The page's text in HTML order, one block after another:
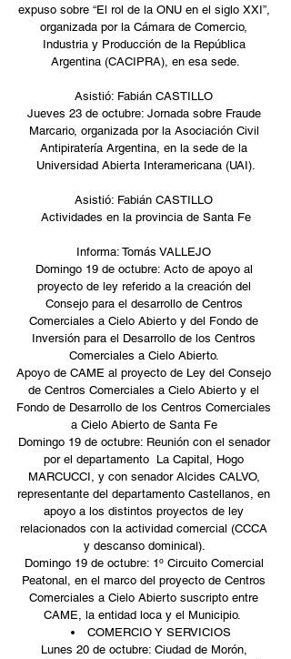
expuso sobre “El rol de la ONU en el siglo XXI”,
organizada por la Cámara de Comercio,
Industria y Producción de la República
Argentina (CACIPRA), en esa sede.
Asistió: Fabián CASTILLO
Jueves 23 de octubre: Jornada sobre Fraude
Marcario, organizada por la Asociación Civil
Antipiratería Argentina, en la sede de la
Universidad Abierta Interamericana (UAI).
Asistió: Fabián CASTILLO
Actividades en la provincia de Santa Fe
Informa: Tomás VALLEJO
Domingo 19 de octubre: Acto de apoyo al
proyecto de ley referido a la creación del
Consejo para el desarrollo de Centros
Comerciales a Cielo Abierto y del Fondo de
Inversión para el Desarrollo de los Centros
Comerciales a Cielo Abierto.
Apoyo de CAME al proyecto de Ley del Consejo
de Centros Comerciales a Cielo Abierto y el
Fondo de Desarrollo de los Centros Comerciales
a Cielo Abierto de Santa Fe
Domingo 19 de octubre: Reunión con el senador
por el departamento  La Capital, Hogo
MARCUCCI, y con senador Alcides CALVO,
representante del departamento Castellanos, en
apoyo a los distintos proyectos de ley
relacionados con la actividad comercial (CCCA
y descanso dominical).
Domingo 19 de octubre: 1º Circuito Comercial
Peatonal, en el marco del proyecto de Centros
Comerciales a Cielo Abierto suscripto entre
CAME, la entidad loca y el Municipio.
COMERCIO Y SERVICIOS
Lunes 20 de octubre: Ciudad de Morón,